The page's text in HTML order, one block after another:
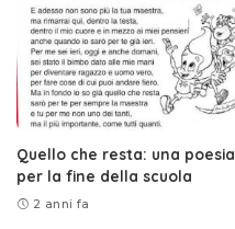
Quello che resta: una poesia
per la fine della scuola
2 anni fa